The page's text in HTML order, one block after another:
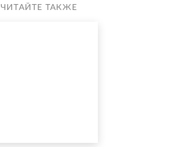
ЧИТАЙТЕ ТАКЖЕ